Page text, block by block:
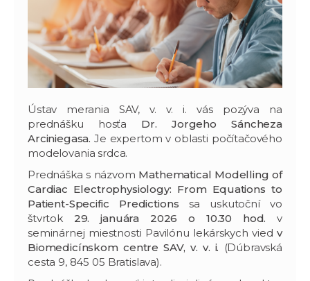
Ústav merania SAV, v. v. i. vás pozýva na
prednášku hosťa Dr. Jorgeho Sáncheza
Arciniegasa. Je expertom v oblasti počítačového
modelovania srdca.
Prednáška s názvom Mathematical Modelling of
Cardiac Electrophysiology: From Equations to
Patient-Specific Predictions sa uskutoční vo
štvrtok 29. januára 2026 o 10.30 hod.v
seminárnej miestnosti Pavilónu lekárskych viedv
Biomedicínskom centre SAV, v. v. i. (Dúbravská
cesta 9, 845 05 Bratislava).